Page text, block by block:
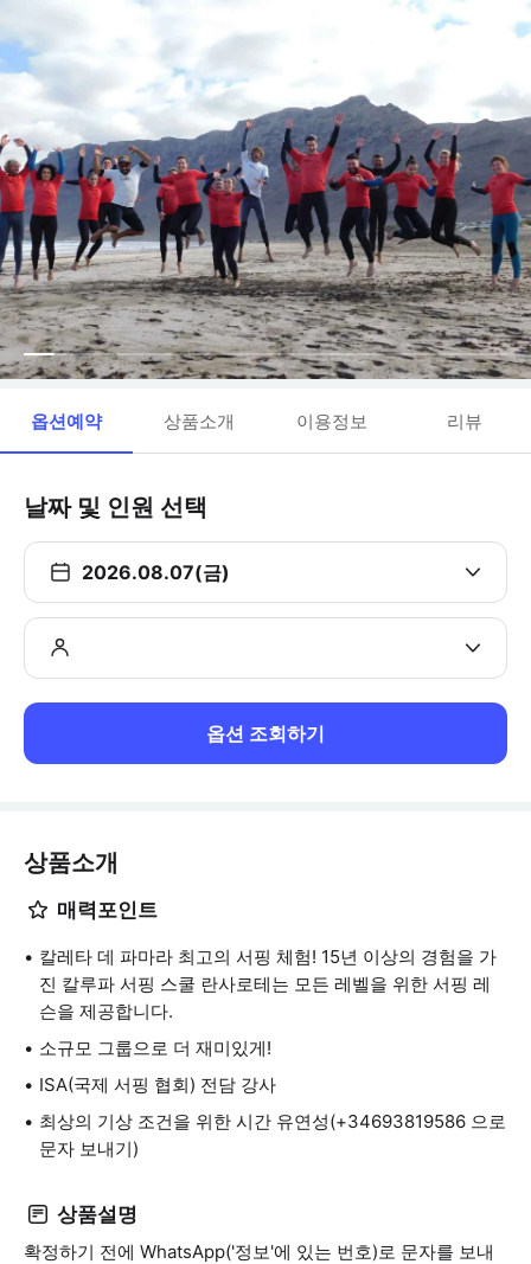
옵션예약 상품소개 이용정보 리뷰
날짜 및 인원 선택
2026.08.07(금)
옵션 조회하기
상품소개
매력포인트
칼레타 데 파마라 최고의 서핑 체험! 15년 이상의 경험을 가
진 칼루파 서핑 스쿨 란사로테는 모든 레벨을 위한 서핑 레
슨을 제공합니다.
소규모 그룹으로 더 재미있게!
ISA(국제 서핑 협회) 전담 강사
최상의 기상 조건을 위한 시간 유연성(+34693819586 으로
문자 보내기)
상품설명
확정하기 전에 WhatsApp('정보'에 있는 번호)로 문자를 보내